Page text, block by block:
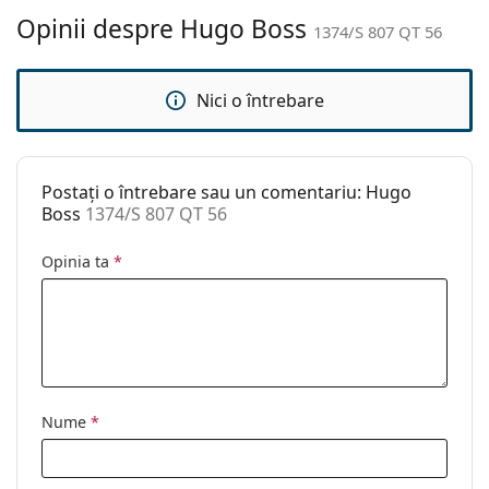
curățat:
Altele
Bărbați
Categorie:
Ochelari de soare
Brand:
Hugo Boss
Utilizare:
Modă
Opinii despre Hugo Boss 1374/S 807 QT 56
Nici o întrebare
Postați o întrebare sau un comentariu: Hugo
Boss 1374/S 807 QT 56
Opinia ta *
Nume *